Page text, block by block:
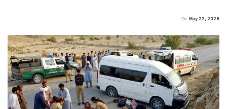
On May 22, 2026